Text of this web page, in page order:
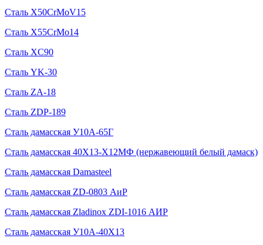
Сталь X50CrMoV15
Сталь X55CrMo14
Сталь XC90
Сталь YK-30
Сталь ZA-18
Сталь ZDP-189
Сталь дамасская У10А-65Г
Сталь дамасская 40Х13-Х12МФ (нержавеющий белый дамаск)
Сталь дамасская Damasteel
Сталь дамасская ZD-0803 АиР
Сталь дамасская Zladinox ZDI-1016 АИР
Сталь дамасская У10А-40Х13